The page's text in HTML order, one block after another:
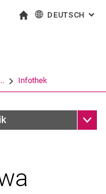
direkt zu: Inhalt
direkt zu: Suche
direkt zu:
Link in einem
DEUTSCH :
Infothek